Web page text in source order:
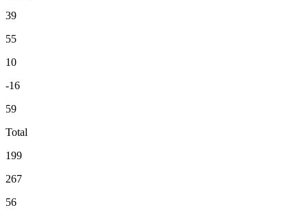
39
55
10
-16
59
Total
199
267
56